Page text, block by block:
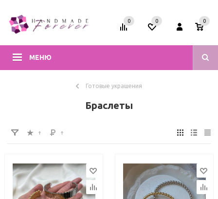
МЕНЮ
0 0 0
Готовые украшения
Браслеты